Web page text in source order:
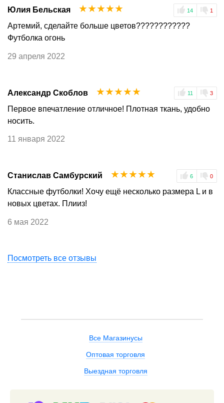
Юлия Бельская 14 1
☆
☆
☆
☆
☆
Артемий, сделайте больше цветов????????????
Футболка огонь
29 апреля 2022
Александр Скоблов 11 3
☆
☆
☆
☆
☆
Первое впечатление отличное! Плотная ткань, удобно
носить.
11 января 2022
Станислав Самбурский 6 0
☆
☆
☆
☆
☆
Классные футболки! Хочу ещё несколько размера L и в
новых цветах. Плииз!
6 мая 2022
Посмотреть все отзывы
Все Магазинусы
Оптовая торговля
Выездная торговля